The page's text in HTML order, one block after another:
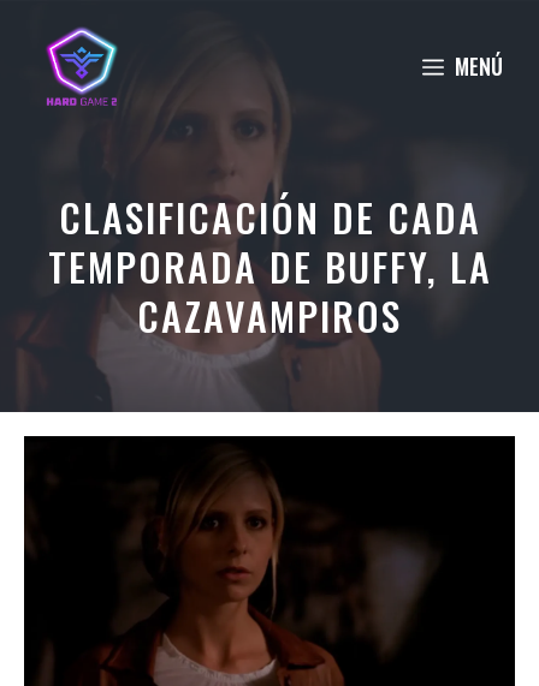
contenido
MENÚ
CLASIFICACIÓN DE CADA
TEMPORADA DE BUFFY, LA
CAZAVAMPIROS